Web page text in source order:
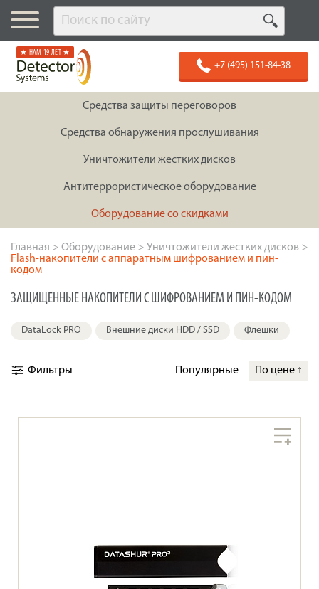
★ НАМ 19 ЛЕТ ★
+7 (495) 151-84-38
Средства защиты переговоров
Средства обнаружения прослушивания
Уничтожители жестких дисков
Антитеррористическое оборудование
Оборудование со скидками
Главная > Оборудование > Уничтожители жестких дисков >
Flash-накопители с аппаратным шифрованием и пин-
кодом
ЗАЩИЩЕННЫЕ НАКОПИТЕЛИ С ШИФРОВАНИЕМ И ПИН-КОДОМ
DataLock PRO Внешние диски HDD / SSD Флешки
Фильтры Популярные По цене ↑